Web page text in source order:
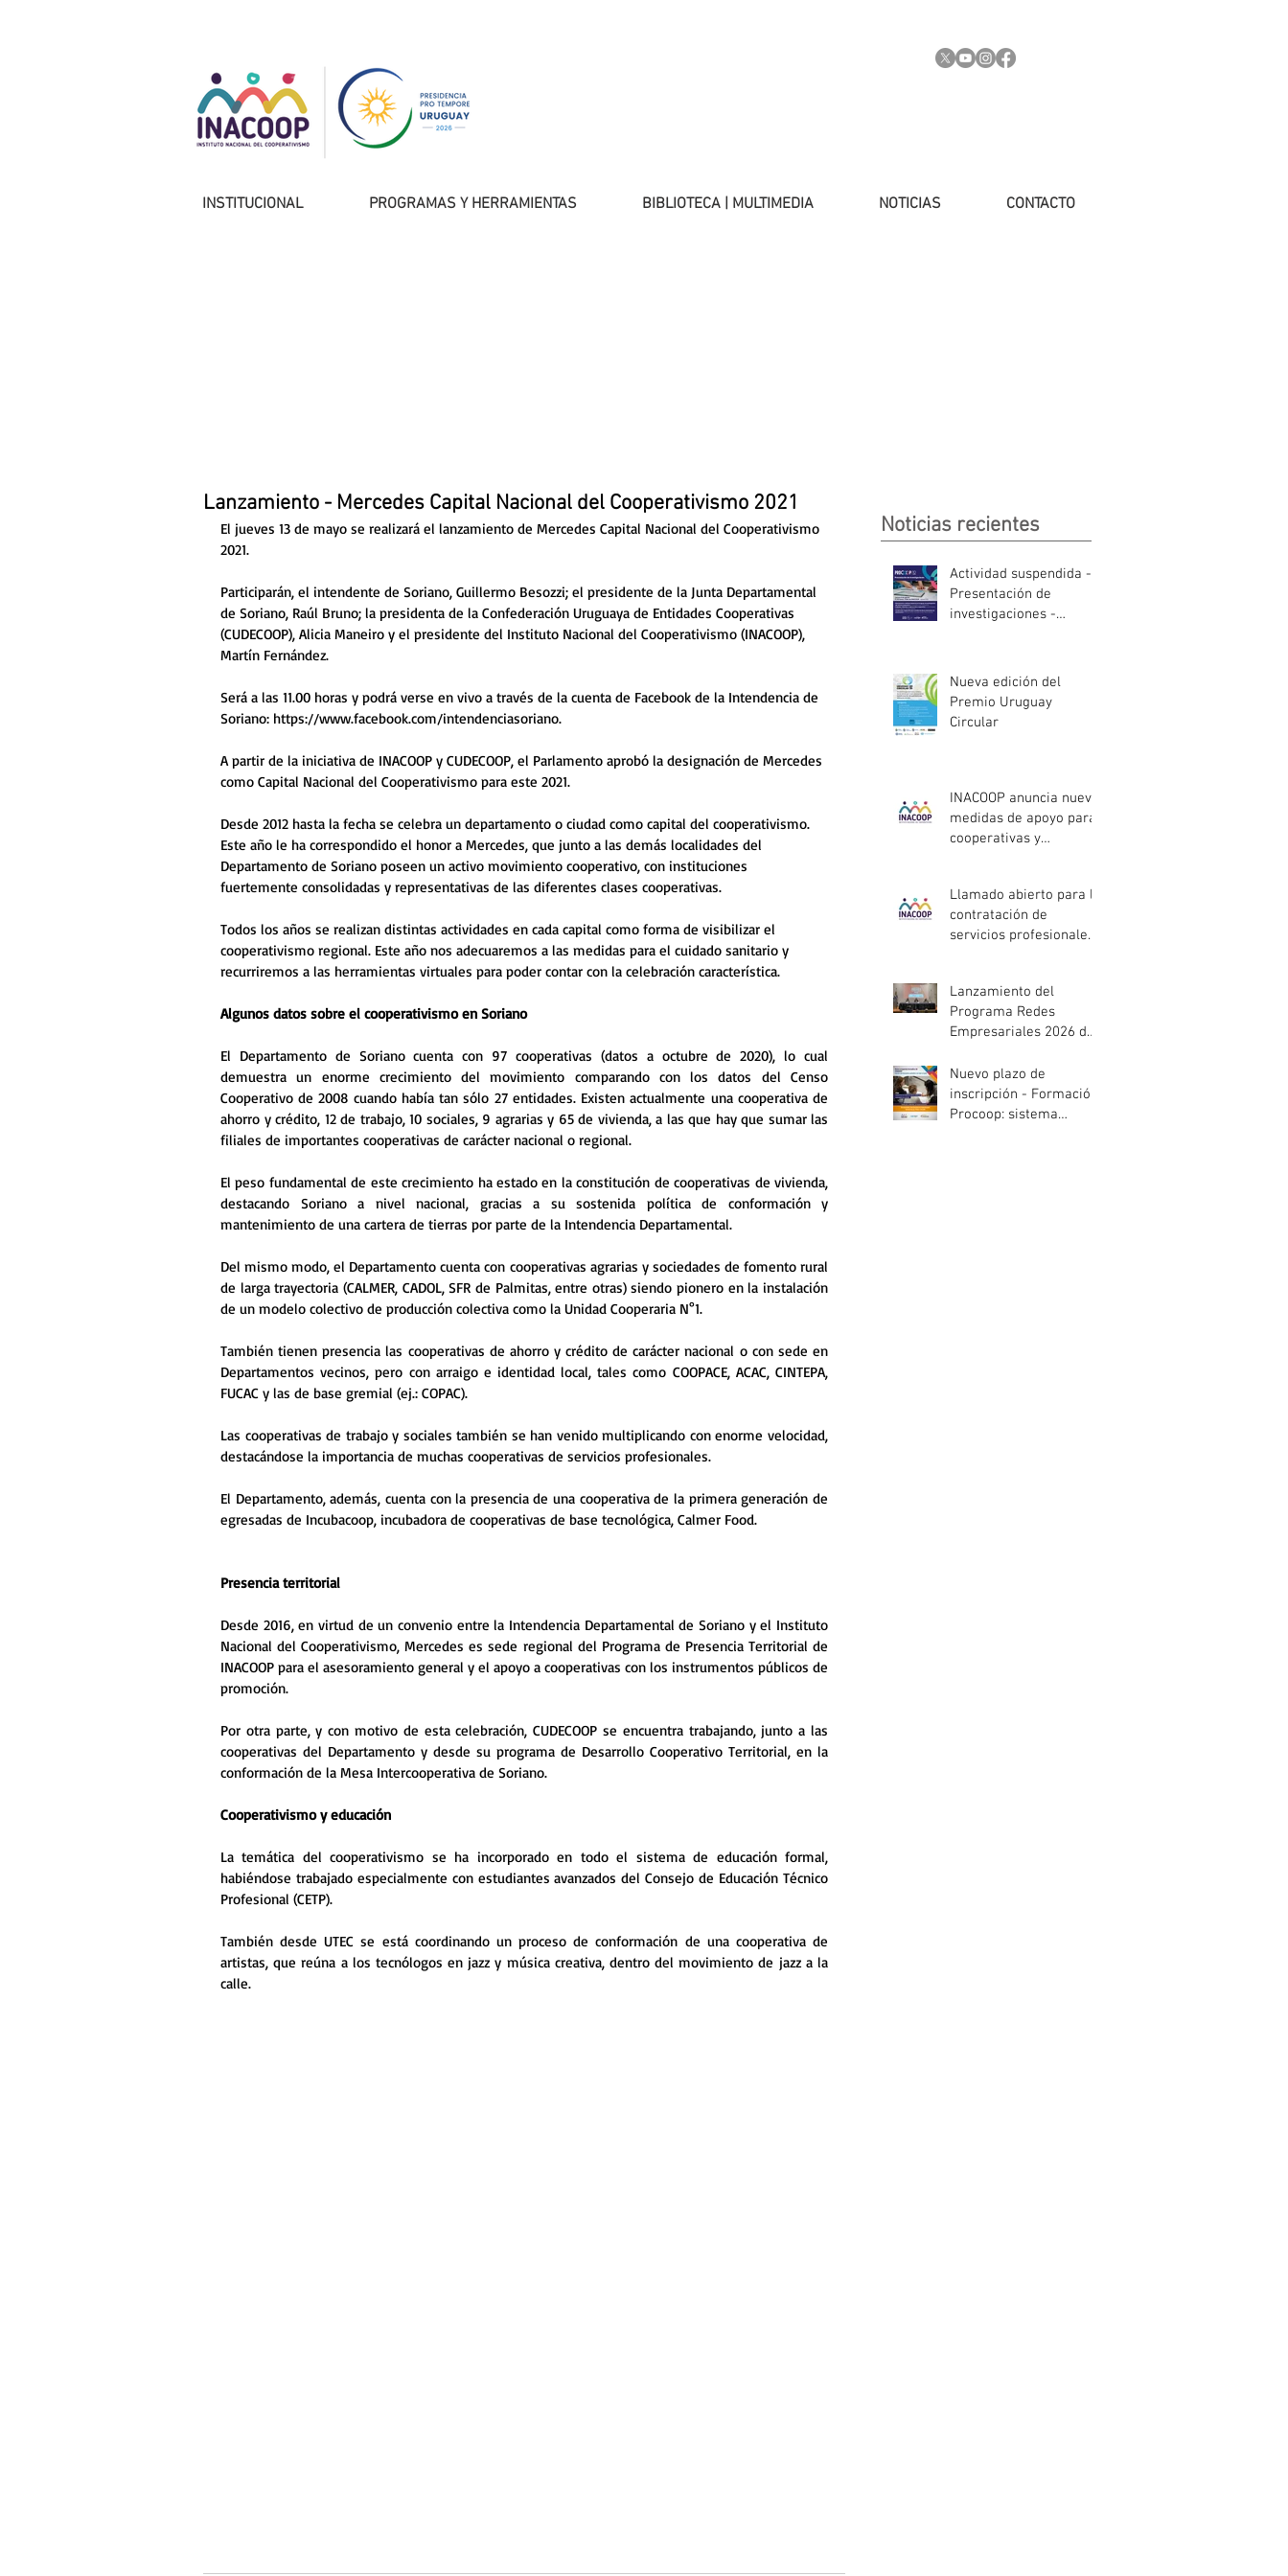
INSTITUCIONAL PROGRAMAS Y HERRAMIENTAS BIBLIOTECA | MULTIMEDIA NOTICIAS CONTACTO
Lanzamiento - Mercedes Capital Nacional del Cooperativismo 2021
El jueves 13 de mayo se realizará el lanzamiento de Mercedes Capital Nacional del Cooperativismo
2021.
Participarán, el intendente de Soriano, Guillermo Besozzi; el presidente de la Junta Departamental
de Soriano, Raúl Bruno; la presidenta de la Confederación Uruguaya de Entidades Cooperativas
(CUDECOOP), Alicia Maneiro y el presidente del Instituto Nacional del Cooperativismo (INACOOP),
Martín Fernández.
Será a las 11.00 horas y podrá verse en vivo a través de la cuenta de Facebook de la Intendencia de
Soriano: https://www.facebook.com/intendenciasoriano.
A partir de la iniciativa de INACOOP y CUDECOOP, el Parlamento aprobó la designación de Mercedes
como Capital Nacional del Cooperativismo para este 2021.
Desde 2012 hasta la fecha se celebra un departamento o ciudad como capital del cooperativismo.
Este año le ha correspondido el honor a Mercedes, que junto a las demás localidades del
Departamento de Soriano poseen un activo movimiento cooperativo, con instituciones
fuertemente consolidadas y representativas de las diferentes clases cooperativas.
Todos los años se realizan distintas actividades en cada capital como forma de visibilizar el
cooperativismo regional. Este año nos adecuaremos a las medidas para el cuidado sanitario y
recurriremos a las herramientas virtuales para poder contar con la celebración característica.
Algunos datos sobre el cooperativismo en Soriano
El Departamento de Soriano cuenta con 97 cooperativas (datos a octubre de 2020), lo cual
demuestra un enorme crecimiento del movimiento comparando con los datos del Censo
Cooperativo de 2008 cuando había tan sólo 27 entidades. Existen actualmente una cooperativa de
ahorro y crédito, 12 de trabajo, 10 sociales, 9 agrarias y 65 de vivienda, a las que hay que sumar las
filiales de importantes cooperativas de carácter nacional o regional.
El peso fundamental de este crecimiento ha estado en la constitución de cooperativas de vivienda,
destacando Soriano a nivel nacional, gracias a su sostenida política de conformación y
mantenimiento de una cartera de tierras por parte de la Intendencia Departamental.
Del mismo modo, el Departamento cuenta con cooperativas agrarias y sociedades de fomento rural
de larga trayectoria (CALMER, CADOL, SFR de Palmitas, entre otras) siendo pionero en la instalación
de un modelo colectivo de producción colectiva como la Unidad Cooperaria N°1.
También tienen presencia las cooperativas de ahorro y crédito de carácter nacional o con sede en
Departamentos vecinos, pero con arraigo e identidad local, tales como COOPACE, ACAC, CINTEPA,
FUCAC y las de base gremial (ej.: COPAC).
Las cooperativas de trabajo y sociales también se han venido multiplicando con enorme velocidad,
destacándose la importancia de muchas cooperativas de servicios profesionales.
El Departamento, además, cuenta con la presencia de una cooperativa de la primera generación de
egresadas de Incubacoop, incubadora de cooperativas de base tecnológica, Calmer Food.
Presencia territorial
Desde 2016, en virtud de un convenio entre la Intendencia Departamental de Soriano y el Instituto
Nacional del Cooperativismo, Mercedes es sede regional del Programa de Presencia Territorial de
INACOOP para el asesoramiento general y el apoyo a cooperativas con los instrumentos públicos de
promoción.
Por otra parte, y con motivo de esta celebración, CUDECOOP se encuentra trabajando, junto a las
cooperativas del Departamento y desde su programa de Desarrollo Cooperativo Territorial, en la
conformación de la Mesa Intercooperativa de Soriano.
Cooperativismo y educación
La temática del cooperativismo se ha incorporado en todo el sistema de educación formal,
habiéndose trabajado especialmente con estudiantes avanzados del Consejo de Educación Técnico
Profesional (CETP).
También desde UTEC se está coordinando un proceso de conformación de una cooperativa de
artistas, que reúna a los tecnólogos en jazz y música creativa, dentro del movimiento de jazz a la
calle.
Noticias recientes
Actividad suspendida -
Presentación de
investigaciones -
Nueva edición del
Premio Uruguay
Circular
INACOOP anuncia nueve
medidas de apoyo para
cooperativas y
afectadas por el
temporal
Llamado abierto para la
contratación de
servicios profesionales
Lanzamiento del
Programa Redes
Empresariales 2026 de
Nuevo plazo de
inscripción - Formación
Procoop: sistema